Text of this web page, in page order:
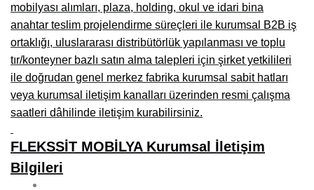
mobilyası alımları, plaza, holding, okul ve idari bina
anahtar teslim projelendirme süreçleri ile kurumsal B2B iş
ortaklığı, uluslararası distribütörlük yapılanması ve toplu
tır/konteyner bazlı satın alma talepleri için şirket yetkilileri
ile doğrudan genel merkez fabrika kurumsal sabit hatları
veya kurumsal iletişim kanalları üzerinden resmi çalışma
saatleri dâhilinde iletişim kurabilirsiniz.
FLEKSSİT MOBİLYA Kurumsal İletişim
Bilgileri